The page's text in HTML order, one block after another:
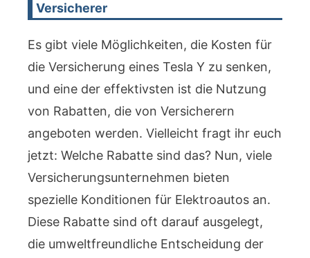
Versicherer
Es gibt viele Möglichkeiten, die Kosten für
die Versicherung eines Tesla Y zu senken,
und eine der effektivsten ist die Nutzung
von Rabatten, die von Versicherern
angeboten werden. Vielleicht fragt ihr euch
jetzt: Welche Rabatte sind das? Nun, viele
Versicherungsunternehmen bieten
spezielle Konditionen für Elektroautos an.
Diese Rabatte sind oft darauf ausgelegt,
die umweltfreundliche Entscheidung der